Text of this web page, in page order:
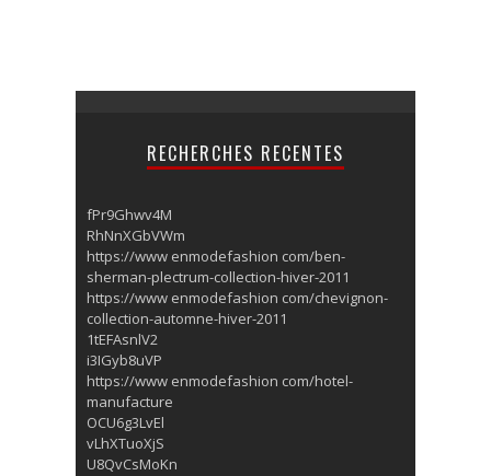
RECHERCHES RECENTES
fPr9Ghwv4M
RhNnXGbVWm
https://www enmodefashion com/ben-
sherman-plectrum-collection-hiver-2011
https://www enmodefashion com/chevignon-
collection-automne-hiver-2011
1tEFAsnlV2
i3IGyb8uVP
https://www enmodefashion com/hotel-
manufacture
OCU6g3LvEl
vLhXTuoXjS
U8QvCsMoKn